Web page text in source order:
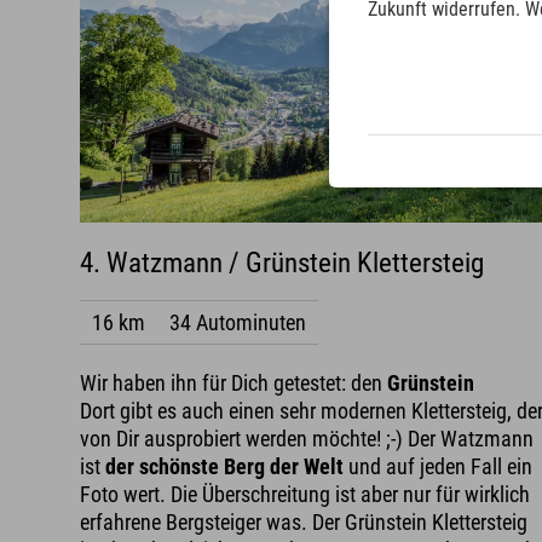
4. Watzmann / Grünstein Klettersteig
16 km 34 Autominuten
Wir haben ihn für Dich getestet: denGrünstein
Dort gibt es auch einen sehr modernen Klettersteig, der
von Dir ausprobiert werden möchte! ;-) Der Watzmann
istder schönste Berg der Welt und auf jeden Fall ein
Foto wert. Die Überschreitung ist aber nur für wirklich
erfahrene Bergsteiger was. Der Grünstein Klettersteig
Zukunft widerrufen.